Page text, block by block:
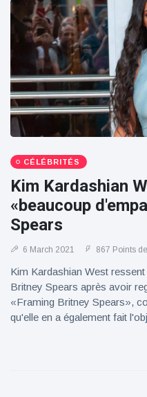
CÉLÉBRITÉS
Kim Kardashian
«beaucoup
Spears
6 March 2021 867 Points
Kim Kardashian West
Britney Spears après avoir
«Framing Britney Spears»,
qu'elle en a également fait